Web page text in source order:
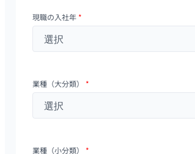
現職の入社年 *
業種（大分類） *
業種（小分類） *